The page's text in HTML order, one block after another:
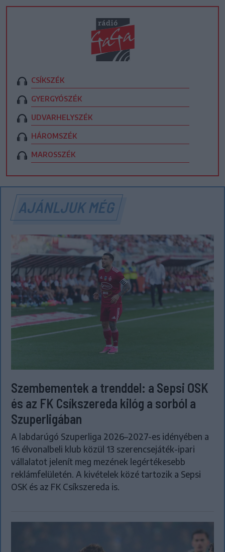
CSÍKSZÉK
GYERGYÓSZÉK
UDVARHELYSZÉK
HÁROMSZÉK
MAROSSZÉK
AJÁNLJUK MÉG
Szembementek a trenddel: a Sepsi OSK
és az FK Csíkszereda kilóg a sorból a
Szuperligában
A labdarúgó Szuperliga 2026–2027-es idényében a
16 élvonalbeli klub közül 13 szerencsejáték-ipari
vállalatot jelenít meg mezének legértékesebb
reklámfelületén. A kivételek közé tartozik a Sepsi
OSK és az FK Csíkszereda is.